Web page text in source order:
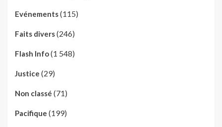
Evénements(115)
Faits divers(246)
Flash Info(1 548)
Justice (29)
Non classé (71)
Pacifique (199)